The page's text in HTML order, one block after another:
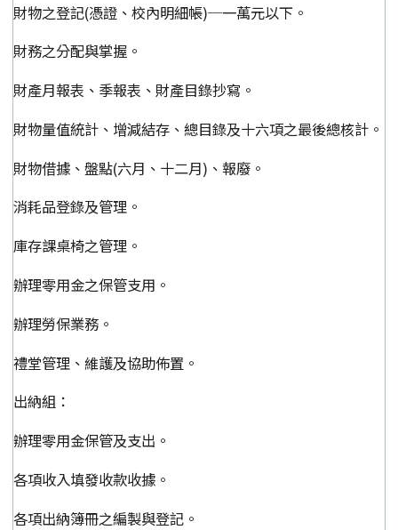
財物之登記(憑證、校內明細帳)─一萬元以下。
財務之分配與掌握。
財產月報表、季報表、財產目錄抄寫。
財物量值統計、增減結存、總目錄及十六項之最後總核計。
財物借據、盤點(六月、十二月)、報廢。
消耗品登錄及管理。
庫存課桌椅之管理。
辦理零用金之保管支用。
辦理勞保業務。
禮堂管理、維護及協助佈置。
出納組：
辦理零用金保管及支出。
各項收入填發收款收據。
各項出納簿冊之編製與登記。